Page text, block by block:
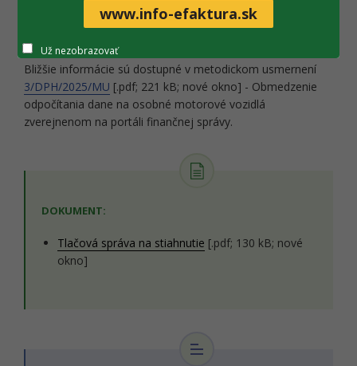
vozidlo na dopravu z domu do práce a späť, nejde o jazdu
na účely podnikania.
Bližšie informácie sú dostupné v metodickom usmernení
3/DPH/2025/MU [.pdf; 221 kB; nové okno] - Obmedzenie
odpočítania dane na osobné motorové vozidlá
zverejnenom na portáli finančnej správy.
DOKUMENT:
Tlačová správa na stiahnutie [.pdf; 130 kB; nové
okno]
www.info-efaktura.sk
Už nezobrazovať